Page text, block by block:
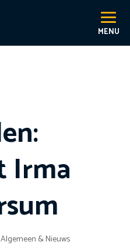
Irma
& Nieuws